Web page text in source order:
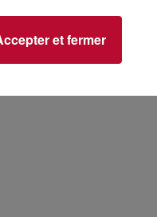
etemportez de l’eau
et fermer